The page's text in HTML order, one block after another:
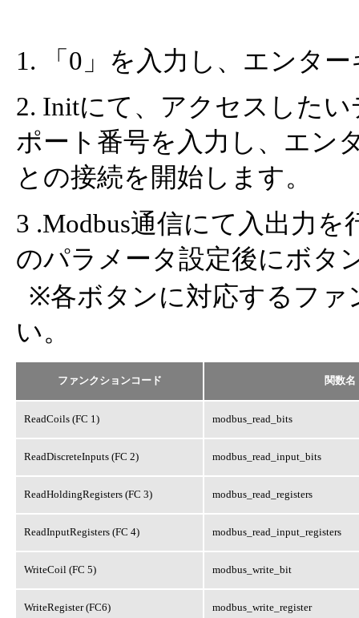
1. 「0」を入力し、エンタ
2. Initにて、アクセスした
ポート番号を入力し、エン
との接続を開始します。
3 .Modbus通信にて入出力
のパラメータ設定後にボタ
※各ボタンに対応するファ
い。
ファンクションコード 関数名
ReadCoils (FC 1) modbus_read_bits
ReadDiscreteInputs (FC 2) modbus_read_input_bits
ReadHoldingRegisters (FC 3) modbus_read_registers
ReadInputRegisters (FC 4) modbus_read_input_registers
WriteCoil (FC 5) modbus_write_bit
WriteRegister (FC6) modbus_write_register